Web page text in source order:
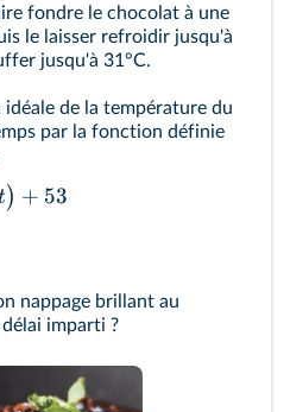
fondre le chocolat à une
le laisser refroidir jusqu'à
jusqu'à 31°C.
de la température du
par la fonction définie
) + 53
nappage brillant au
imparti ?